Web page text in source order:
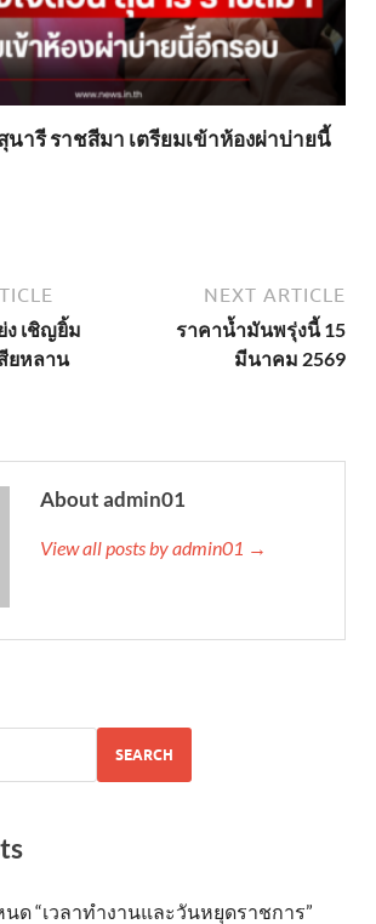
นารี ราชสีมา เตรียมเข้าห้องผ่าบ่ายนี้
ง เชิญยิ้ม
ยหลาน
NEXT ARTICLE
ราคาน้ำมันพรุ่งนี้ 15
มีนาคม 2569
About admin01
View all posts by admin01 →
SEARCH
ด “เวลาทำงานและวันหยุดราชการ”